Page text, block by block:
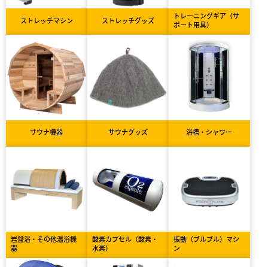
ストレッチマシン ストレッチグッズ
トレーニングギア（サ
ポート用具）
サウナ機器 サウナグッズ 浴槽・シャワー
岩盤浴・その他温浴機
器
酸素カプセル（酸素・
水素）
振動（ブルブル）マシ
ン